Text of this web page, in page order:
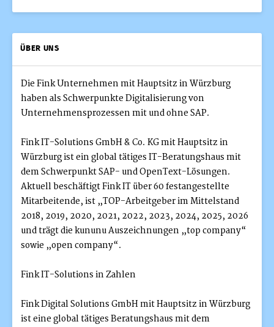
ÜBER UNS
Die Fink Unternehmen mit Hauptsitz in Würzburg
haben als Schwerpunkte Digitalisierung von
Unternehmensprozessen mit und ohne SAP.
Fink IT-Solutions GmbH & Co. KG mit Hauptsitz in
Würzburg ist ein global tätiges IT-Beratungshaus mit
dem Schwerpunkt SAP- und OpenText-Lösungen.
Aktuell beschäftigt Fink IT über 60 festangestellte
Mitarbeitende, ist „TOP-Arbeitgeber im Mittelstand
2018, 2019, 2020, 2021, 2022, 2023, 2024, 2025, 2026
und trägt die kununu Auszeichnungen „top company“
sowie „open company“.
Fink IT-Solutions in Zahlen
Fink Digital Solutions GmbH mit Hauptsitz in Würzburg
ist eine global tätiges Beratungshaus mit dem